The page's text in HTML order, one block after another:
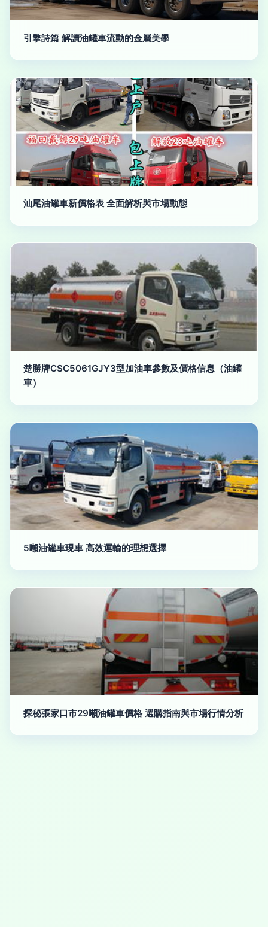
引擎詩篇 解讀油罐車流動的金屬美學
汕尾油罐車新價格表 全面解析與市場動態
楚勝牌CSC5061GJY3型加油車參數及價格信息（油罐
車）
5噸油罐車現車 高效運輸的理想選擇
探秘張家口市29噸油罐車價格 選購指南與市場行情分析